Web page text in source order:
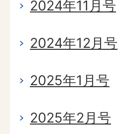
2024年11月号
2024年12月号
2025年1月号
2025年2月号